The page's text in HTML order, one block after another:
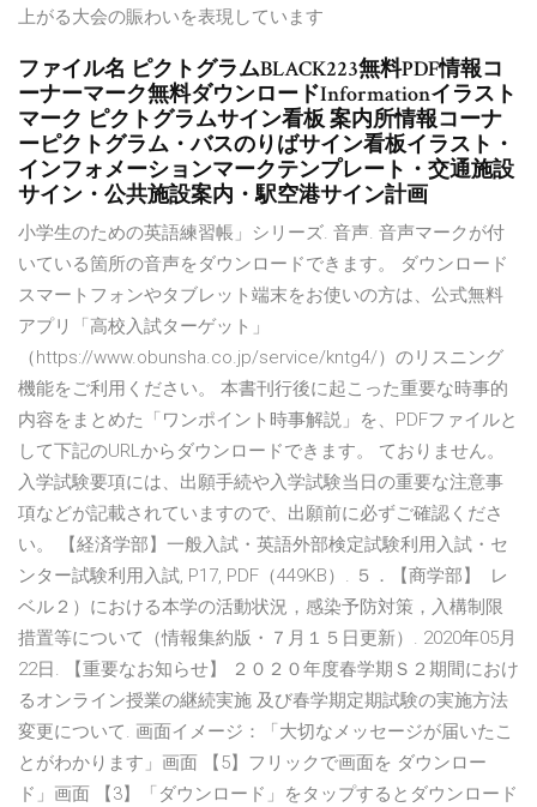
上がる大会の賑わいを表現しています
ファイル名 ピクトグラムBLACK223無料PDF情報コ
ーナーマーク無料ダウンロードInformationイラスト
マーク ピクトグラムサイン看板 案内所情報コーナ
ーピクトグラム・バスのりばサイン看板イラスト・
インフォメーションマークテンプレート・交通施設
サイン・公共施設案内・駅空港サイン計画
小学生のための英語練習帳」シリーズ. 音声. 音声マークが付
いている箇所の音声をダウンロードできます。 ダウンロード
スマートフォンやタブレット端末をお使いの方は、公式無料
アプリ「高校入試ターゲット」
（https://www.obunsha.co.jp/service/kntg4/）のリスニング
機能をご利用ください。 本書刊行後に起こった重要な時事的
内容をまとめた「ワンポイント時事解説」を、PDFファイルと
して下記のURLからダウンロードできます。 ておりません。
入学試験要項には、出願手続や入学試験当日の重要な注意事
項などが記載されていますので、出願前に必ずご確認くださ
い。 【経済学部】一般入試・英語外部検定試験利用入試・セ
ンター試験利用入試, P17, PDF（449KB）. ５．【商学部】 レ
ベル２）における本学の活動状況，感染予防対策，入構制限
措置等について（情報集約版・７月１５日更新）. 2020年05月
22日. 【重要なお知らせ】 ２０２０年度春学期Ｓ２期間におけ
るオンライン授業の継続実施 及び春学期定期試験の実施方法
変更について. 画面イメージ：「大切なメッセージが届いたこ
とがわかります」画面 【5】フリックで画面を ダウンロー
ド」画面 【3】「ダウンロード」をタップするとダウンロード